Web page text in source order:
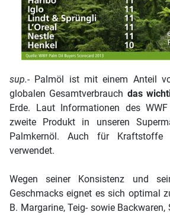
sup.- Palmöl ist mit einem Anteil
globalen Gesamtverbrauch das
Erde. Laut Informationen des
zweite Produkt in unseren
Palmkernöl. Auch für
verwendet.
Wegen seiner Konsistenz und
Geschmacks eignet es sich optimal
B. Margarine, Teig- sowie Backwaren,